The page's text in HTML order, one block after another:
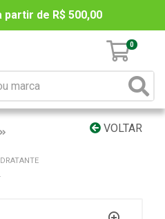
partir de R$ 500,00
0
VOLTAR